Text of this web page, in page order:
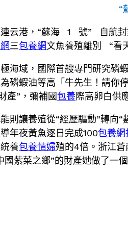
“
云港，“蘇海 1 號” 自航
三包養網文魚養殖離別 “看
海域，國際首艘專門研究磷
磷蝦油等高「牛先生！請你
產”，彌補國包養際高卵白供
則讓養殖從“經歷驅動”轉向“
年夜黃魚逐日完成100包養網
養包養情婦殖的4倍。浙江
國紫菜之鄉”的財產她做了一